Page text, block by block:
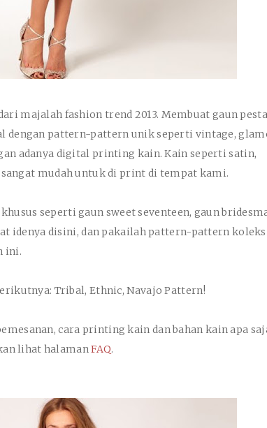
majalah fashion trend 2013. Membuat gaun
dengan pattern-pattern unik seperti vintage,
adanya digital printing kain. Kain seperti satin,
mudah untuk di print di tempat kami.
seperti gaun sweet seventeen, gaun
idenya disini, dan pakailah pattern-pattern
ini.
Tribal, Ethnic, Navajo Pattern!
cara printing kain dan bahan kain apa
lihat halamanFAQ.